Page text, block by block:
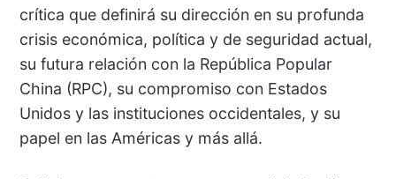
crítica que definirá su dirección en su profunda
crisis económica, política y de seguridad actual,
su futura relación con la República Popular
China (RPC), su compromiso con Estados
Unidos y las instituciones occidentales, y su
papel en las Américas y más allá.